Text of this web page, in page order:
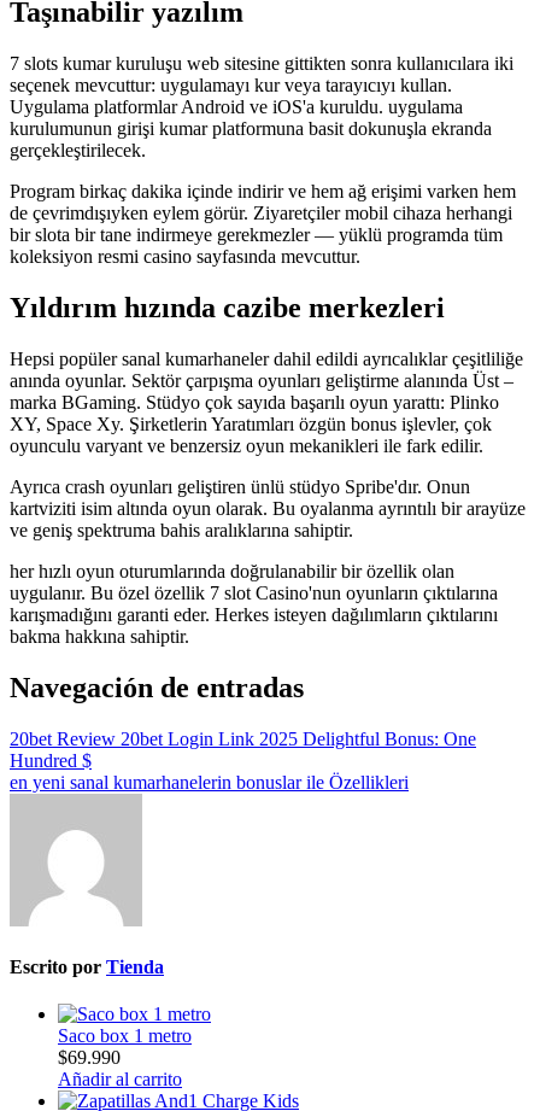
Taşınabilir yazılım
7 slots kumar kuruluşu web sitesine gittikten sonra kullanıcılara iki
seçenek mevcuttur: uygulamayı kur veya tarayıcıyı kullan.
Uygulama platformlar Android ve iOS'a kuruldu. uygulama
kurulumunun girişi kumar platformuna basit dokunuşla ekranda
gerçekleştirilecek.
Program birkaç dakika içinde indirir ve hem ağ erişimi varken hem
de çevrimdışıyken eylem görür. Ziyaretçiler mobil cihaza herhangi
bir slota bir tane indirmeye gerekmezler — yüklü programda tüm
koleksiyon resmi casino sayfasında mevcuttur.
Yıldırım hızında cazibe merkezleri
Hepsi popüler sanal kumarhaneler dahil edildi ayrıcalıklar çeşitliliğe
anında oyunlar. Sektör çarpışma oyunları geliştirme alanında Üst –
marka BGaming. Stüdyo çok sayıda başarılı oyun yarattı: Plinko
XY, Space Xy. Şirketlerin Yaratımları özgün bonus işlevler, çok
oyunculu varyant ve benzersiz oyun mekanikleri ile fark edilir.
Ayrıca crash oyunları geliştiren ünlü stüdyo Spribe'dır. Onun
kartviziti isim altında oyun olarak. Bu oyalanma ayrıntılı bir arayüze
ve geniş spektruma bahis aralıklarına sahiptir.
her hızlı oyun oturumlarında doğrulanabilir bir özellik olan
uygulanır. Bu özel özellik 7 slot Casino'nun oyunların çıktılarına
karışmadığını garanti eder. Herkes isteyen dağılımların çıktılarını
bakma hakkına sahiptir.
Navegación de entradas
20bet Review 20bet Login Link 2025 Delightful Bonus: One
Hundred $
en yeni sanal kumarhanelerin bonuslar ile Özellikleri
Escrito por Tienda
Saco box 1 metro
$69.990
Añadir al carrito